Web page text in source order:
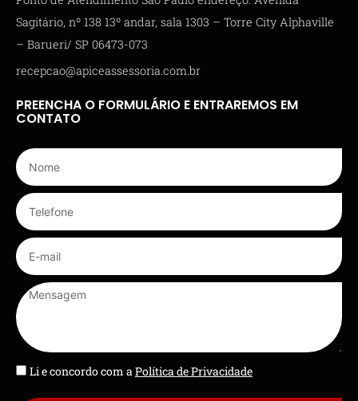
Sagitário, nº 138 13º andar, sala 1303 – Torre City Alphaville
– Barueri/ SP 06473-073
recepcao@apiceassessoria.com.br
PREENCHA O FORMULÁRIO E ENTRAREMOS EM
CONTATO
Li e concordo com aPolítica de Privacidade